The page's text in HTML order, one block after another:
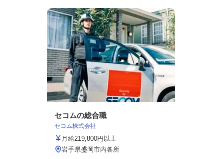
セコムの総合職
セコム株式会社
月給219,800円以上
岩手県盛岡市内各所